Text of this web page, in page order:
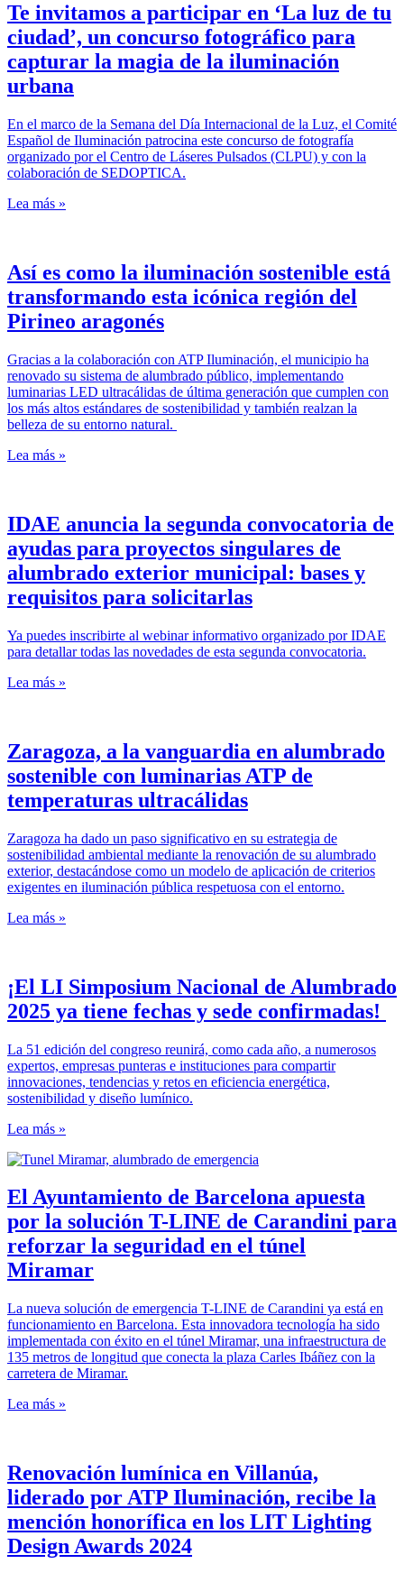
Te invitamos a participar en ‘La luz de tu
ciudad’, un concurso fotográfico para
capturar la magia de la iluminación
urbana
En el marco de la Semana del Día Internacional de la Luz, el Comité
Español de Iluminación patrocina este concurso de fotografía
organizado por el Centro de Láseres Pulsados (CLPU) y con la
colaboración de SEDOPTICA.
Lea más »
Así es como la iluminación sostenible está
transformando esta icónica región del
Pirineo aragonés
Gracias a la colaboración con ATP Iluminación, el municipio ha
renovado su sistema de alumbrado público, implementando
luminarias LED ultracálidas de última generación que cumplen con
los más altos estándares de sostenibilidad y también realzan la
belleza de su entorno natural.
Lea más »
IDAE anuncia la segunda convocatoria de
ayudas para proyectos singulares de
alumbrado exterior municipal: bases y
requisitos para solicitarlas
Ya puedes inscribirte al webinar informativo organizado por IDAE
para detallar todas las novedades de esta segunda convocatoria.
Lea más »
Zaragoza, a la vanguardia en alumbrado
sostenible con luminarias ATP de
temperaturas ultracálidas
Zaragoza ha dado un paso significativo en su estrategia de
sostenibilidad ambiental mediante la renovación de su alumbrado
exterior, destacándose como un modelo de aplicación de criterios
exigentes en iluminación pública respetuosa con el entorno.
Lea más »
¡El LI Simposium Nacional de Alumbrado
2025 ya tiene fechas y sede confirmadas!
La 51 edición del congreso reunirá, como cada año, a numerosos
expertos, empresas punteras e instituciones para compartir
innovaciones, tendencias y retos en eficiencia energética,
sostenibilidad y diseño lumínico.
Lea más »
El Ayuntamiento de Barcelona apuesta
por la solución T-LINE de Carandini para
reforzar la seguridad en el túnel
Miramar
La nueva solución de emergencia T-LINE de Carandini ya está en
funcionamiento en Barcelona. Esta innovadora tecnología ha sido
implementada con éxito en el túnel Miramar, una infraestructura de
135 metros de longitud que conecta la plaza Carles Ibáñez con la
carretera de Miramar.
Lea más »
Renovación lumínica en Villanúa,
liderado por ATP Iluminación, recibe la
mención honorífica en los LIT Lighting
Design Awards 2024